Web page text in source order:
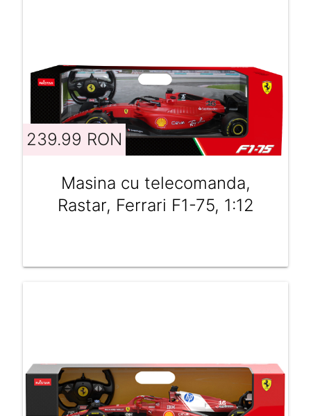
239.99 RON
Masina cu telecomanda,
Rastar, Ferrari F1-75, 1:12